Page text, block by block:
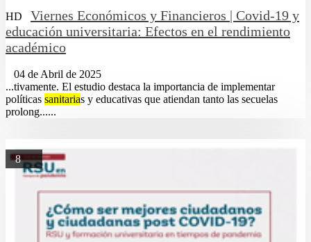
HD
Viernes Económicos y Financieros | Covid-19 y
educación universitaria: Efectos en el rendimiento
académico
04 de Abril de 2025
...tivamente. El estudio destaca la importancia de implementar
políticas sanitarias y educativas que atiendan tanto las secuelas
prolong......
8